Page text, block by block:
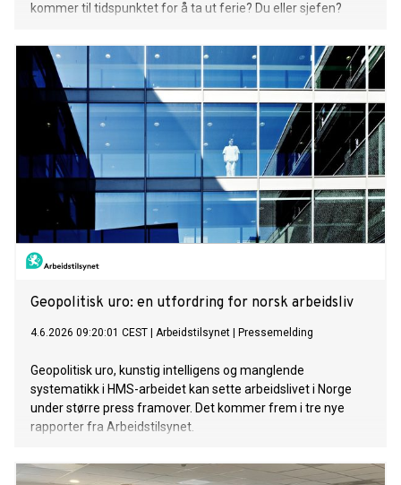
kommer til tidspunktet for å ta ut ferie? Du eller sjefen?
Geopolitisk uro: en utfordring for norsk arbeidsliv
4.6.2026 09:20:01 CEST Arbeidstilsynet Pressemelding
Geopolitisk uro, kunstig intelligens og manglende
systematikk i HMS-arbeidet kan sette arbeidslivet i Norge
under større press framover. Det kommer frem i tre nye
rapporter fra Arbeidstilsynet.